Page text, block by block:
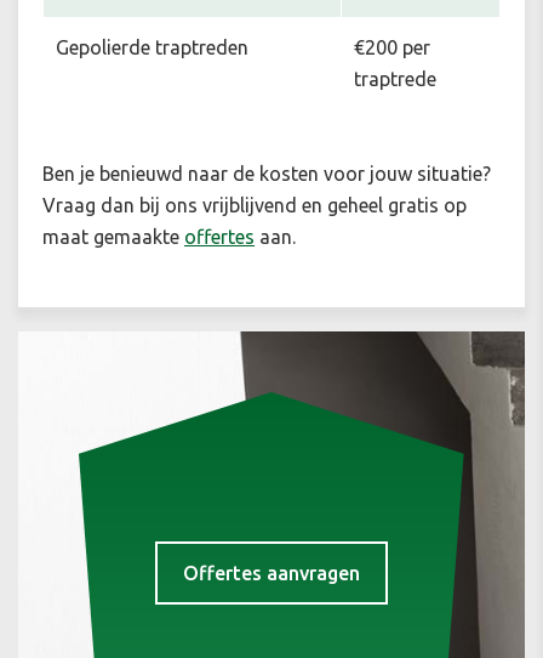
Gepolierde traptreden
€200 per
traptrede
Ben je benieuwd naar de kosten voor jouw situatie?
Vraag dan bij ons vrijblijvend en geheel gratis op
maat gemaakte offertes aan.
Offertes aanvragen